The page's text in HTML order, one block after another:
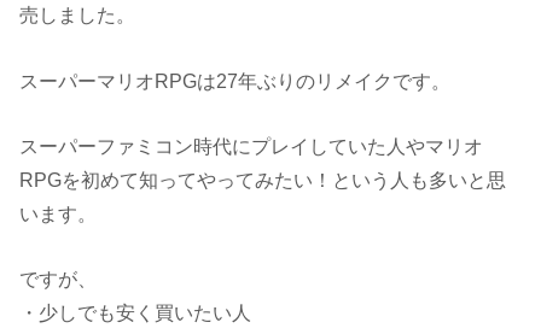
売しました。
スーパーマリオRPGは27年ぶりのリメイクです。
スーパーファミコン時代にプレイしていた人やマリオ
RPGを初めて知ってやってみたい！という人も多いと思
います。
ですが、
・少しでも安く買いたい人